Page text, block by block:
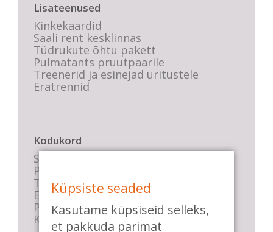
Lisateenused
Kinkekaardid
Saali rent kesklinnas
Tüdrukute õhtu pakett
Pulmatants pruutpaarile
Treenerid ja esinejad üritustele
Eratrennid
Kodukord
Stuudio sisekord
Privaatsustingimused
Tasemete kirjeldused
E-poe tingimused
Parkimise info
KKK
Küpsiste seaded
Kasutame küpsiseid selleks,
et pakkuda parimat